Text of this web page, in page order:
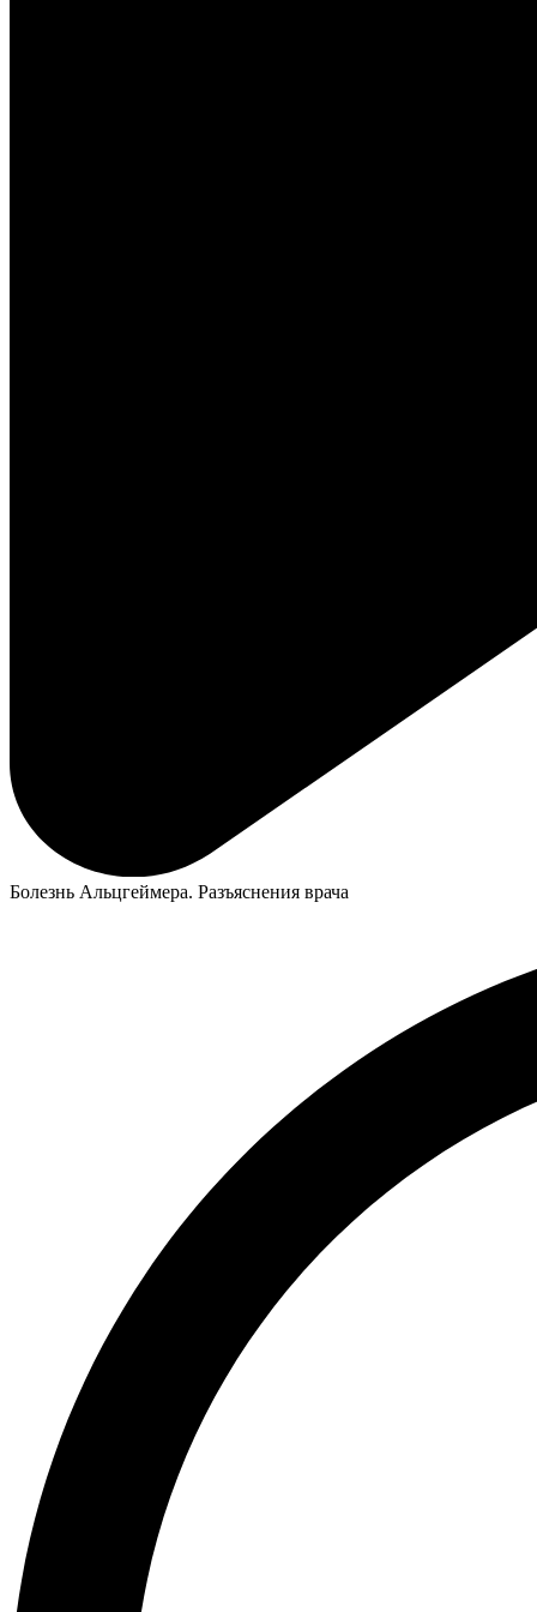
Болезнь Альцгеймера. Разъяснения врача